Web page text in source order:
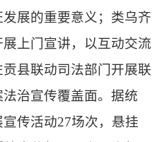
展的重要意义；类乌齐
上门宣讲，以互动交流
县联动司法部门开展联
治宣传覆盖面。据统
传活动27场次，悬挂